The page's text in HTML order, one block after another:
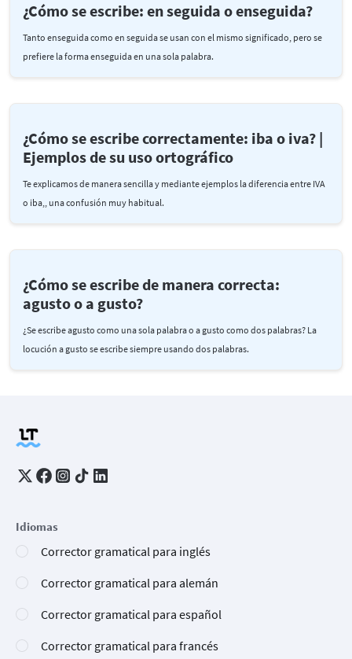
¿Cómo se escribe: en seguida o enseguida?
Tanto enseguida como en seguida se usan con el mismo significado, pero se
prefiere la forma enseguida en una sola palabra.
¿Cómo se escribe correctamente: iba o iva? |
Ejemplos de su uso ortográfico
Te explicamos de manera sencilla y mediante ejemplos la diferencia entre IVA
o iba,, una confusión muy habitual.
¿Cómo se escribe de manera correcta:
agusto o a gusto?
¿Se escribe agusto como una sola palabra o a gusto como dos palabras? La
locución a gusto se escribe siempre usando dos palabras.
Idiomas
Corrector gramatical para inglés
Corrector gramatical para alemán
Corrector gramatical para español
Corrector gramatical para francés